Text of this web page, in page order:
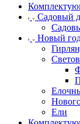
Садовый
Новый
Ели